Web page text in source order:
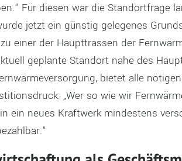
Für diesen war die Standortfrage
jetzt ein günstig gelegenes
einer der Haupttrassen der
geplante Standort nahe des
bietet alle
„Wer so wie wir
ein neues Kraftwerk mindestens